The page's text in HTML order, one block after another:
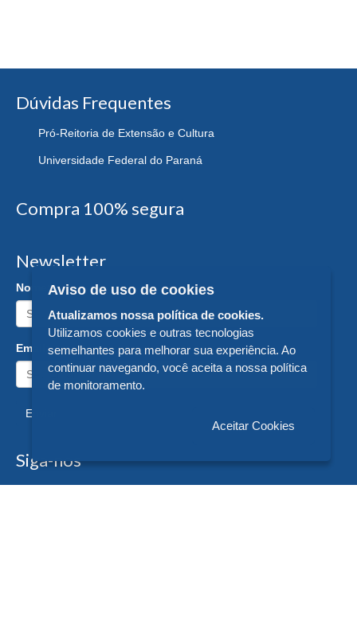
Dúvidas Frequentes
Pró-Reitoria de Extensão e Cultura
Universidade Federal do Paraná
Compra 100% segura
Newsletter
Nome:
Email:
Enviar
Siga-nos
Aviso de uso de cookies
Atualizamos nossa política de cookies.
Utilizamos cookies e outras tecnologias
semelhantes para melhorar sua experiência. Ao
continuar navegando, você aceita a nossa política
de monitoramento.
Aceitar Cookies